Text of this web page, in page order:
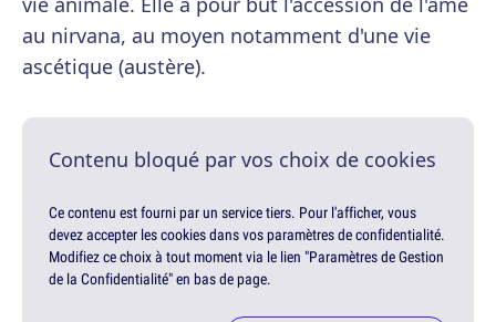
au nirvana, au moyen notamment d'une vie
ascétique (austère).
Contenu bloqué par vos choix de cookies
Ce contenu est fourni par un service tiers. Pour l'afficher, vous
devez accepter les cookies dans vos paramètres de confidentialité.
Modifiez ce choix à tout moment via le lien "Paramètres de Gestion
de la Confidentialité" en bas de page.